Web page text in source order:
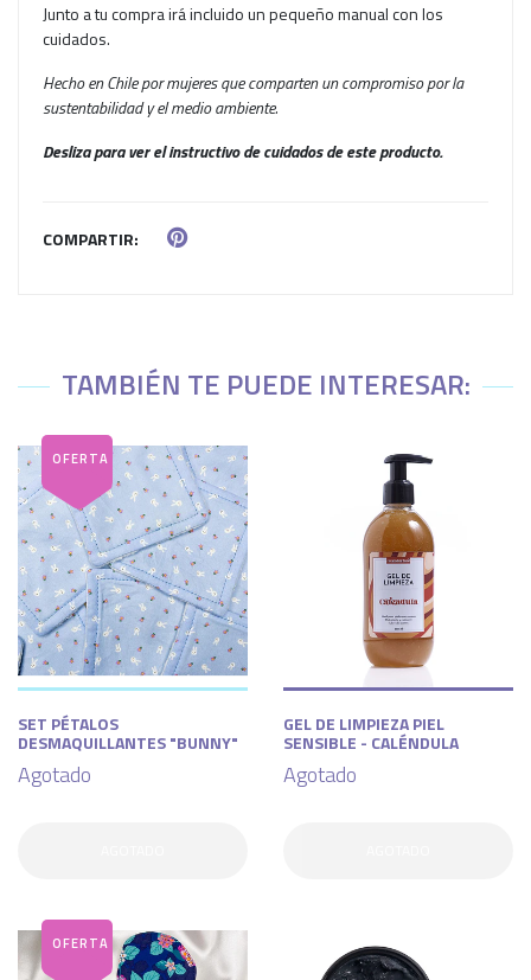
Junto a tu compra irá incluido un pequeño manual con los
cuidados.
Hecho en Chile por mujeres que comparten un compromiso por la
sustentabilidad y el medio ambiente.
Desliza para ver el instructivo de cuidados de este producto.
COMPARTIR:
TAMBIÉN TE PUEDE INTERESAR:
SET PÉTALOS
DESMAQUILLANTES "BUNNY"
Agotado
GEL DE LIMPIEZA PIEL
SENSIBLE - CALÉNDULA
Agotado